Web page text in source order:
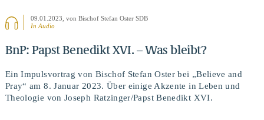
09.01.2023 , von Bischof Stefan Oster SDB
In Audio
BnP: Papst Benedikt XVI. – Was bleibt?
Ein Impulsvortrag von Bischof Stefan Oster bei „Believe and
Pray“ am 8. Januar 2023. Über einige Akzente in Leben und
Theologie von Joseph Ratzinger/Papst Benedikt XVI.